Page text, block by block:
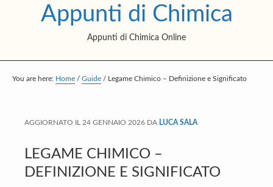
p
t
i
n
p
t
i
m
p
t
o
t
Appunti di Chimica
Appunti di Chimica Online
You are here: Home / Guide / Legame Chimico – Definizione e Significato
AGGIORNATO IL 24 GENNAIO 2026 DA LUCA SALA
LEGAME CHIMICO –
DEFINIZIONE E SIGNIFICATO